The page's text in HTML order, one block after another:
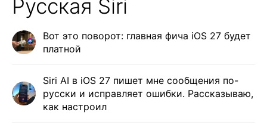
Русская Siri
Вот это поворот: главная фича iOS 27 будет
платной
Siri AI в iOS 27 пишет мне сообщения по-
русски и исправляет ошибки. Рассказываю,
как настроил